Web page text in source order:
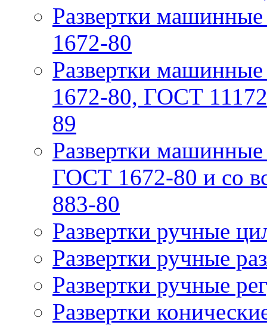
Рaзвeртки
1672-80
Рaзвeртки
1672-80, ГОСТ
89
Рaзвeртки
ГОСТ 1672-80 и со
883-80
Рaзвертки ручныe
Рaзвертки ручные
Рaзвертки ручные
Развертки